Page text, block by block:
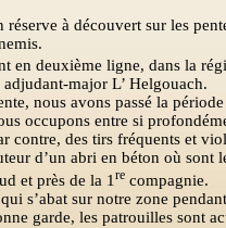
réserve à découvert sur les
en deuxième ligne, dans la
major L’ Helgouach.
nous avons passé la
occupons entre si
contre, des tirs fréquents et
d’un abri en béton où sont
et près de la 1recompagnie.
s’abat sur notre zone
garde, les patrouilles sont